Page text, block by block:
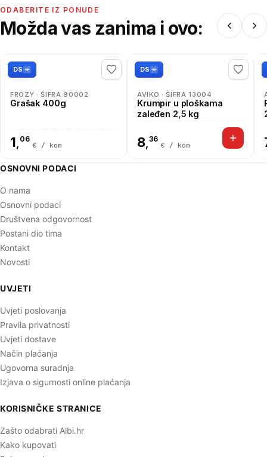
ODABERITE IZ PONUDE
Možda vas zanima i ovo:
DS
FROZY · ŠIFRA 90002
Grašak 400g
1, 06
€ / kom
DS
AVIKO · ŠIFRA 13004
Krumpir u ploškama
zaleđen 2,5 kg
8,36
€ / kom
OSNOVNI PODACI
O nama
Osnovni podaci
Društvena odgovornost
Postani dio tima
Kontakt
Novosti
UVJETI
Uvjeti poslovanja
Pravila privatnosti
Uvjeti dostave
Način plaćanja
Ugovorna suradnja
Izjava o sigurnosti online plaćanja
KORISNIČKE STRANICE
Zašto odabrati Albi.hr
Kako kupovati